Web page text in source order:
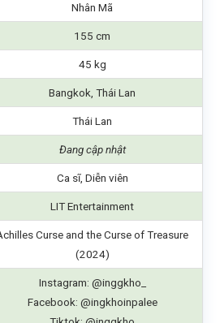
Nhân Mã
155 cm
45 kg
Bangkok, Thái Lan
Thái Lan
Đang cập nhật
Ca sĩ, Diễn viên
LIT Entertainment
Curse and the Curse of Treasure
(2024)
Instagram: @inggkho_
Facebook: @ingkhoinpalee